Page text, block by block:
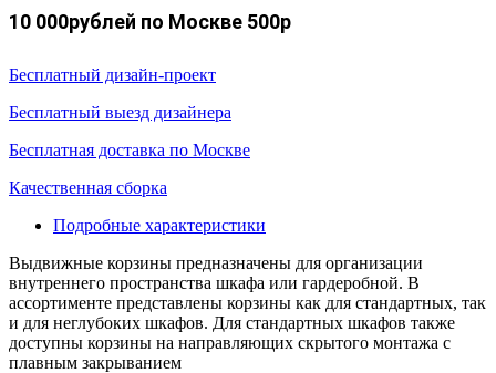
10 000рублей по Москве 500р
Бесплатный дизайн-проект
Бесплатный выезд дизайнера
Бесплатная доставка по Москве
Качественная сборка
Подробные характеристики
Выдвижные корзины предназначены для организации
внутреннего пространства шкафа или гардеробной. В
ассортименте представлены корзины как для стандартных, так
и для неглубоких шкафов. Для стандартных шкафов также
доступны корзины на направляющих скрытого монтажа с
плавным закрыванием